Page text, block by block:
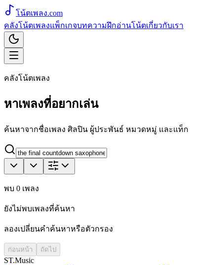
โน้ตเพลง.com
คลังโน้ตเพลงแพ็กเกจบทความฝึกอ่านโน้ตเกี่ยวกับเรา
คลังโน้ตเพลง
หาเพลงที่อยากเล่น
ค้นหาจากชื่อเพลง ศิลปิน ผู้ประพันธ์ หมวดหมู่ และแท็ก
พบ 0 เพลง
ยังไม่พบเพลงที่ค้นหา
ลองเปลี่ยนคำค้นหาหรือตัวกรอง
ก่อนหน้า ถัดไป
ST.Music